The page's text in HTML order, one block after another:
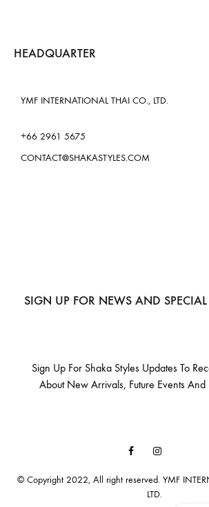
HEADQUARTER
YMF INTERNATIONAL THAI CO., LTD.
+66 2961 5675
CONTACT@SHAKASTYLES.COM
SIGN UP FOR NEWS AND SPECIAL
Sign Up For Shaka Styles Updates To
About New Arrivals, Future Events
© Copyright 2022, All right reserved. YMF
LTD.
FacebookInstagram